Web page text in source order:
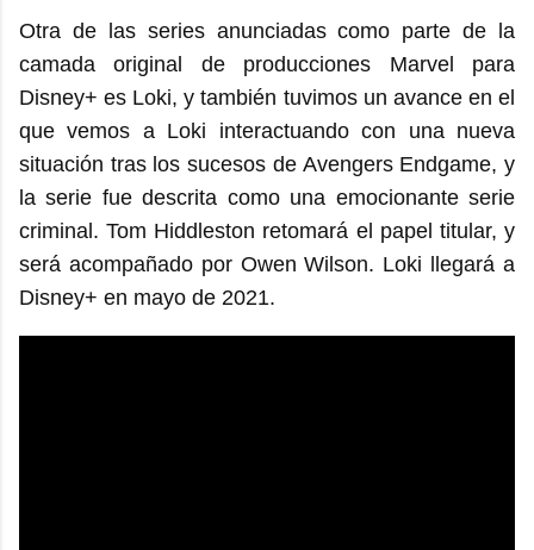
Otra de las series anunciadas como parte de la
camada original de producciones Marvel para
Disney+ es Loki, y también tuvimos un avance en el
que vemos a Loki interactuando con una nueva
situación tras los sucesos de Avengers Endgame, y
la serie fue descrita como una emocionante serie
criminal. Tom Hiddleston retomará el papel titular, y
será acompañado por Owen Wilson. Loki llegará a
Disney+ en mayo de 2021.